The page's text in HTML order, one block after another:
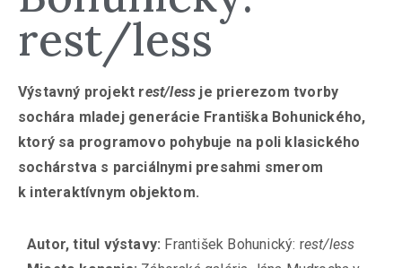
rest/less
Výstavný projekt rest/less je prierezom tvorby
sochára mladej generácie Františka Bohunického,
ktorý sa programovo pohybuje na poli klasického
sochárstva s parciálnymi presahmi smerom
k interaktívnym objektom.
Autor, titul výstavy: František Bohunický: rest/less